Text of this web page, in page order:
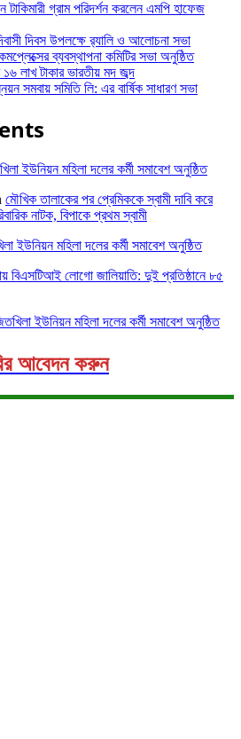
টাকিমারী গ্রাম পরিদর্শন করলেন এমপি হাফেজ
দিবস উপলক্ষে র‌্যালি ও আলোচনা সভা
ব্যবস্থাপনা কমিটির সভা অনুষ্ঠিত
লাখ টাকার ভারতীয় মদ জব্দ
সমবায় সমিতি লি: এর বার্ষিক সাধারণ সভা
ইউনিয়ন মহিলা দলের কর্মী সমাবেশ অনুষ্ঠিত
মৌখিক তালাকের পর প্রেমিককে স্বামী দাবি করে
নাটক, বিপাকে প্রথম স্বামী
ইউনিয়ন মহিলা দলের কর্মী সমাবেশ অনুষ্ঠিত
বিএসটিআই লোগো জালিয়াতি: দুই প্রতিষ্ঠানে ৮৫
ইউনিয়ন মহিলা দলের কর্মী সমাবেশ অনুষ্ঠিত
আবেদন করুন